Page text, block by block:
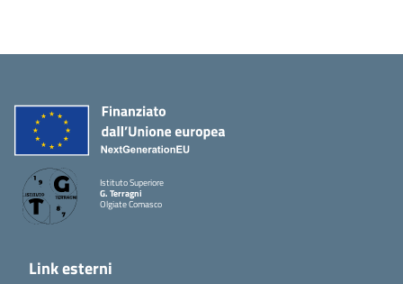
Istituto Superiore
G. Terragni
Olgiate Comasco
Link esterni